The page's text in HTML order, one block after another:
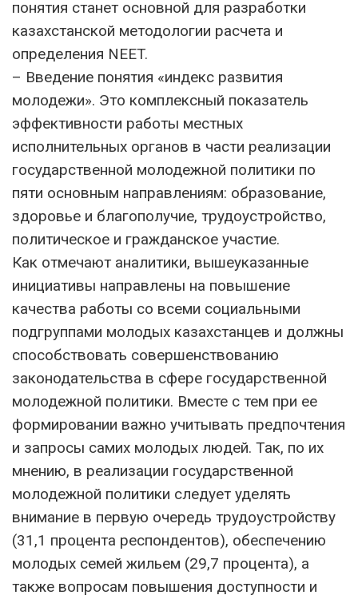
понятия станет основной для разработки
казахстанской методологии расчета и
определения NEET.
– Введение понятия «индекс развития
молодежи». Это комплексный показатель
эффективности работы местных
исполнительных органов в части реализации
государственной молодежной политики по
пяти основным направлениям: образование,
здоровье и благополучие, трудоустройство,
политическое и гражданское участие.
Как отмечают аналитики, вышеуказанные
инициативы направлены на повышение
качества работы со всеми социальными
подгруппами молодых казахстанцев и должны
способствовать совершенствованию
законодательства в сфере государственной
молодежной политики. Вместе с тем при ее
формировании важно учитывать предпочтения
и запросы самих молодых людей. Так, по их
мнению, в реализации государственной
молодежной политики следует уделять
внимание в первую очередь трудоустройству
(31,1 процента респондентов), обеспечению
молодых семей жильем (29,7 процента), а
также вопросам повышения доступности и